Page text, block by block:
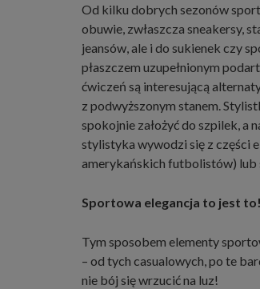
Od kilku dobrych sezonów
obuwie, zwłaszcza sneakersy,
jeansów, ale i do sukienek czy
płaszczem uzupełnionym
ćwiczeń są interesującą
z podwyższonym stanem.
spokojnie założyć do szpilek, a
stylistyka wywodzi się z części
amerykańskich futbolistów)
Sportowa elegancja to jest to!
Tym sposobem elementy
– od tych casualowych, po te
nie bój się wrzucić na luz!